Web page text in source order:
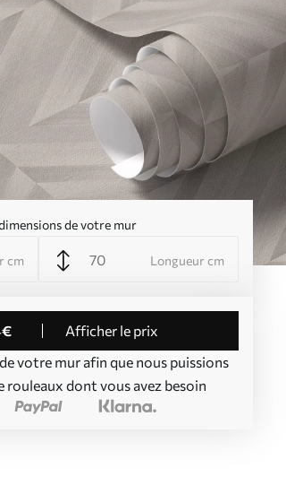
de votre mur
cm Longueur cm
€
Afficher le prix
votre mur afin que nous puissions
rouleaux dont vous avez besoin